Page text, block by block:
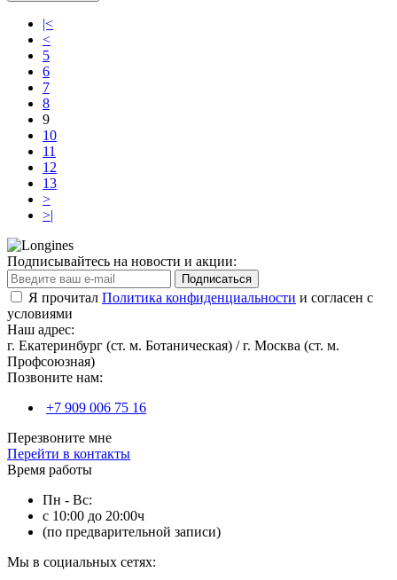
|<
<
5
6
7
8
9
10
11
12
13
>
>|
Подписывайтесь на новости и акции:
Подписаться
Я прочитал Политика конфиденциальности и согласен с
условиями
Наш адрес:
г. Екатеринбург (ст. м. Ботаническая) / г. Москва (ст. м.
Профсоюзная)
Позвоните нам:
+7 909 006 75 16
Перезвоните мне
Перейти в контакты
Время работы
Пн - Вс:
с 10:00 до 20:00ч
(по предварительной записи)
Мы в социальных сетях: